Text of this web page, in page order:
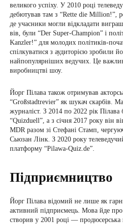
великого успіху. У 2010 році
дебютував там з “Rette die Million!”,
де учасники могли відкладати
вів, були “Der Super-Champion” і
Kanzler!” для молодих політиків-
спілкуватися з аудиторією зробили
найпопулярніших ведучих. Це
виробництві шоу.
Йорг Пілава також отримував
“Großstadtrevier” як шукач скарбів.
журналіст. З 2014 по 2022 рік
“Quizduell”, а з січня 2017 року він
MDR разом зі Стефані Стамп,
Сьюзан Лінк. З 2020 року
платформу “Pilawa-Quiz.de”.
Підприємництво
Йорг Пілава відомий не лише як
активний підприємець. Мова йде
створив у 2001 році — продюсерська